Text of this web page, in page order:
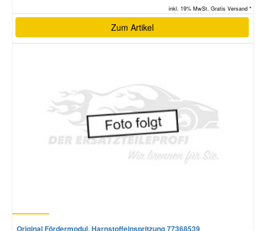
inkl. 19% MwSt. Gratis Versand *
Zum Artikel
Original Fördermodul, Harnstoffeinspritzung 77368539
Volvo Ersatzteile